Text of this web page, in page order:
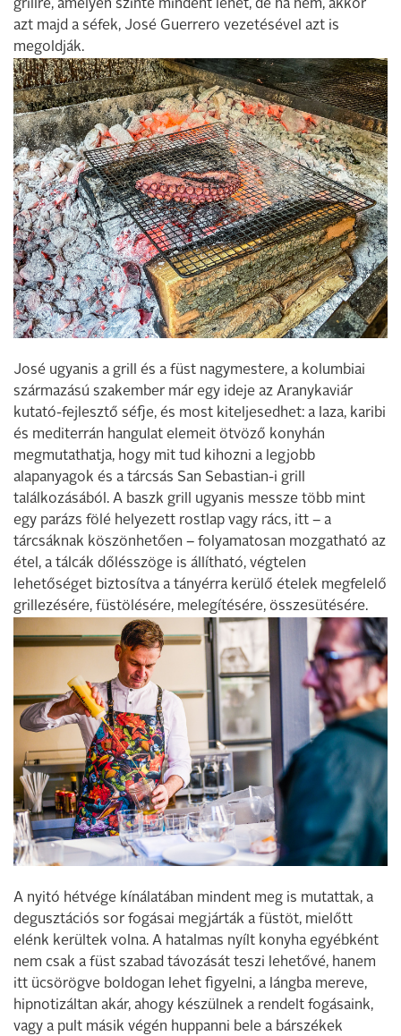
grillre, amelyen szinte mindent lehet, de ha nem, akkor
azt majd a séfek, José Guerrero vezetésével azt is
megoldják.
José ugyanis a grill és a füst nagymestere, a kolumbiai
származású szakember már egy ideje az Aranykaviár
kutató-fejlesztő séfje, és most kiteljesedhet: a laza, karibi
és mediterrán hangulat elemeit ötvöző konyhán
megmutathatja, hogy mit tud kihozni a legjobb
alapanyagok és a tárcsás San Sebastian-i grill
találkozásából. A baszk grill ugyanis messze több mint
egy parázs fölé helyezett rostlap vagy rács, itt – a
tárcsáknak köszönhetően – folyamatosan mozgatható az
étel, a tálcák dőlésszöge is állítható, végtelen
lehetőséget biztosítva a tányérra kerülő ételek megfelelő
grillezésére, füstölésére, melegítésére, összesütésére.
A nyitó hétvége kínálatában mindent meg is mutattak, a
degusztációs sor fogásai megjárták a füstöt, mielőtt
elénk kerültek volna. A hatalmas nyílt konyha egyébként
nem csak a füst szabad távozását teszi lehetővé, hanem
itt ücsörögve boldogan lehet figyelni, a lángba mereve,
hipnotizáltan akár, ahogy készülnek a rendelt fogásaink,
vagy a pult másik végén huppanni bele a bárszékek